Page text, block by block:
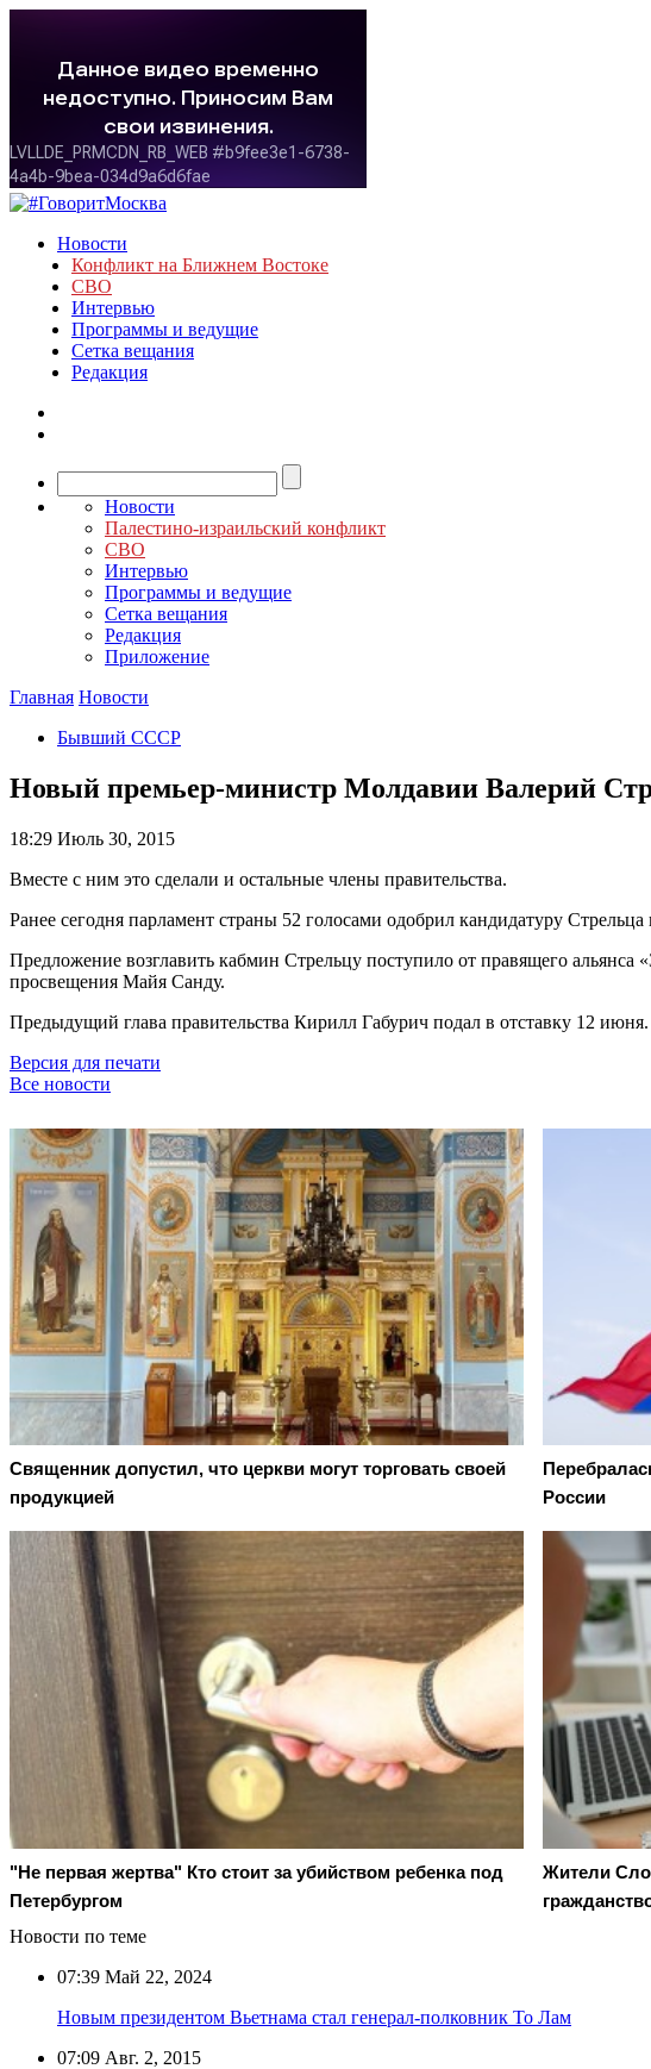
Новости
Конфликт на Ближнем Востоке
СВО
Интервью
Программы и ведущие
Сетка вещания
Редакция
Новости
Палестино-израильский конфликт
СВО
Интервью
Программы и ведущие
Сетка вещания
Редакция
Приложение
Главная Новости
Бывший СССР
Новый премьер-министр Молдавии Валерий
18:29 Июль 30, 2015
Вместе с ним это сделали и остальные члены правительства.
Ранее сегодня парламент страны 52 голосами одобрил кандидатуру
Предложение возглавить кабмин Стрельцу поступило от правящего
просвещения Майя Санду.
Предыдущий глава правительства Кирилл Габурич подал в отставку 12 июня.
Версия для печати
Все новости
Священник допустил, что церкви могут торговать своей
продукцией
России
"Не первая жертва" Кто стоит за убийством ребенка под
Петербургом
Жители
Новости по теме
07:39 Май 22, 2024
Новым президентом Вьетнама стал генерал-полковник То Лам
07:09 Авг. 2, 2015